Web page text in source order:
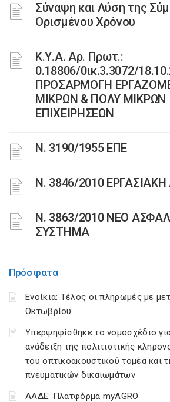
Σύναψη και Λύση της
Ορισμένου Χρόνου
Κ.Υ.Α. Αρ. Πρωτ.:
0.18806/0ικ.3.3072/
ΠΡΟΣΑΡΜΟΓΗ
ΜΙΚΡΩΝ & ΠΟΛΥ ΜΙΚΡΩΝ
ΕΠΙΧΕΙΡΗΣΕΩΝ
Ν. 3190/1955 ΕΠΕ
Ν. 3846/2010
N. 3863/2010 ΝΕΟ
ΣΥΣΤΗΜΑ
Πρόσφατα
Ενοίκια: Τέλος οι πληρωμές με
Οκτωβρίου
Υπερψηφίσθηκε το νομοσχέδιο για
ανάδειξη της πολιτιστικής
του οπτικοακουστικού τομέα και
πνευματικών δικαιωμάτων
ΑΑΔΕ: Πλατφόρμα myAGRO